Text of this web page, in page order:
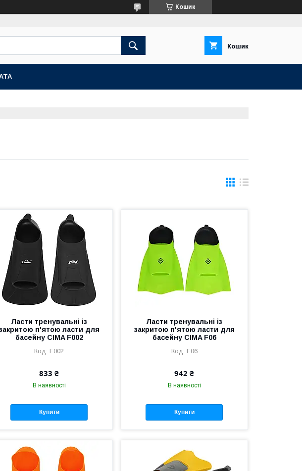
Кошик
Кошик
Ласти тренувальні із
п'ятою ласти для
басейну CIMA F002
F002
833 ₴
В наявності
Купити
Ласти тренувальні із
закритою п'ятою ласти для
басейну CIMA F06
F06
942 ₴
В наявності
Купити